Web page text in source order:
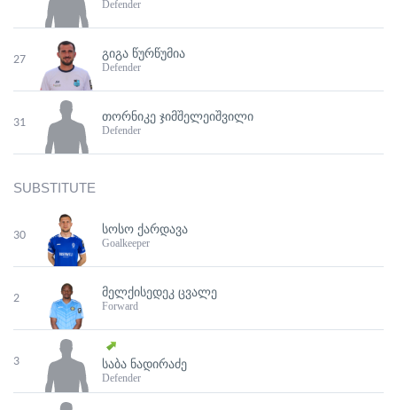
Defender
27 ᲒᲘᲒᲐ ᲬᲣᲠᲬᲣᲛᲘᲐ
Defender
31 ᲗᲝᲠᲜᲘᲙᲔ ᲯᲘᲛᲨᲔᲚᲔᲘᲨᲕᲘᲚᲘ
Defender
SUBSTITUTE
30 ᲡᲝᲡᲝ ᲥᲐᲠᲓᲐᲕᲐ
Goalkeeper
2 ᲛᲔᲚᲥᲘᲡᲔᲓᲔᲙ ᲪᲕᲐᲚᲔ
Forward
3 ᲡᲐᲑᲐ ᲜᲐᲓᲘᲠᲐᲫᲔ
Defender